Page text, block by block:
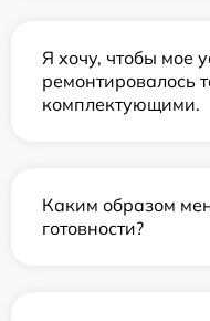
Я хочу, чтобы мое
ремонтировалось
комплектующими.
Каким образом
готовности?